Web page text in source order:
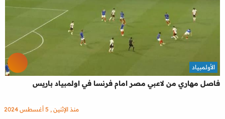
فاصل مهاري من لاعبي مصر امام فرنسا في اولمبياد باريس
الأولمبياد
منذ الإثنين , 5 أغسطس 2024